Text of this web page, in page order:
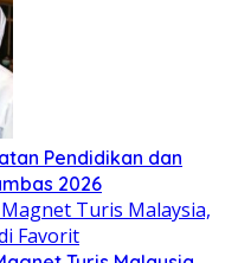
Pendidikan dan
2026